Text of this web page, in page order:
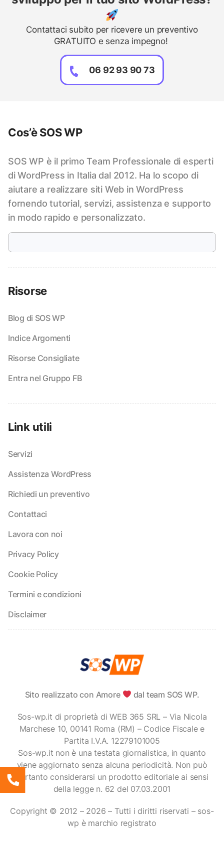
Contattaci subito per ricevere un preventivo
GRATUITO e senza impegno!
06 92 93 90 73
Cos’è SOS WP
SOS WP è il primo Team Professionale di esperti
di WordPress in Italia dal 2012. Ha lo scopo di
aiutare a realizzare siti Web in WordPress
fornendo tutorial, servizi, assistenza e supporto
in modo rapido e personalizzato.
Risorse
Blog di SOS WP
Indice Argomenti
Risorse Consigliate
Entra nel Gruppo FB
Link utili
Servizi
Assistenza WordPress
Richiedi un preventivo
Contattaci
Lavora con noi
Privacy Policy
Cookie Policy
Termini e condizioni
Disclaimer
Sito realizzato con Amore dal team SOS WP.
Sos-wp.it di proprietà di WEB 365 SRL – Via Nicola
Marchese 10, 00141 Roma (RM) – Codice Fiscale e
Partita I.V.A. 12279101005
Sos-wp.it non è una testata giornalistica, in quanto
viene aggiornato senza alcuna periodicità. Non può
pertanto considerarsi un prodotto editoriale ai sensi
della legge n. 62 del 07.03.2001
Copyright © 2012 – 2026 – Tutti i diritti riservati – sos-
wp è marchio registrato